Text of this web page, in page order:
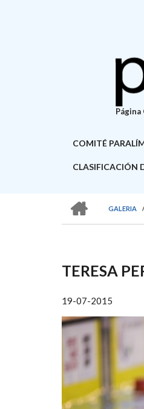
COMITÉ
CLASIFICACIÓN
DE
AYUDA
A
LA
GALERIA
/
TERESA
19-07-2015